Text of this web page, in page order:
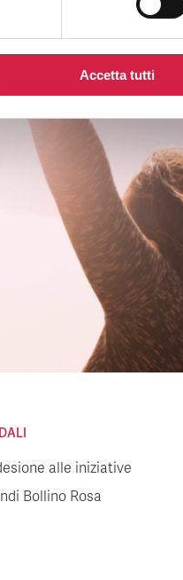
Accetta tutti
alle iniziative
Bollino Rosa